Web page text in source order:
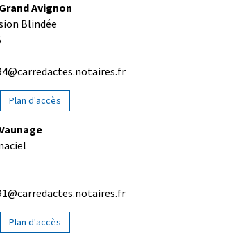
Avignon
Blindée
Plan d'accès
Plan d'accès